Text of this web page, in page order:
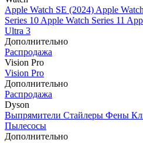
Apple Watch SE (2024) Apple
Series 10 Apple Watch Series 11
Ultra 3
Дополнительно
Распродажа
Vision Pro
Vision Pro
Дополнительно
Распродажа
Dyson
Выпрямители Стайлеры Фены
Пылесосы
Дополнительно